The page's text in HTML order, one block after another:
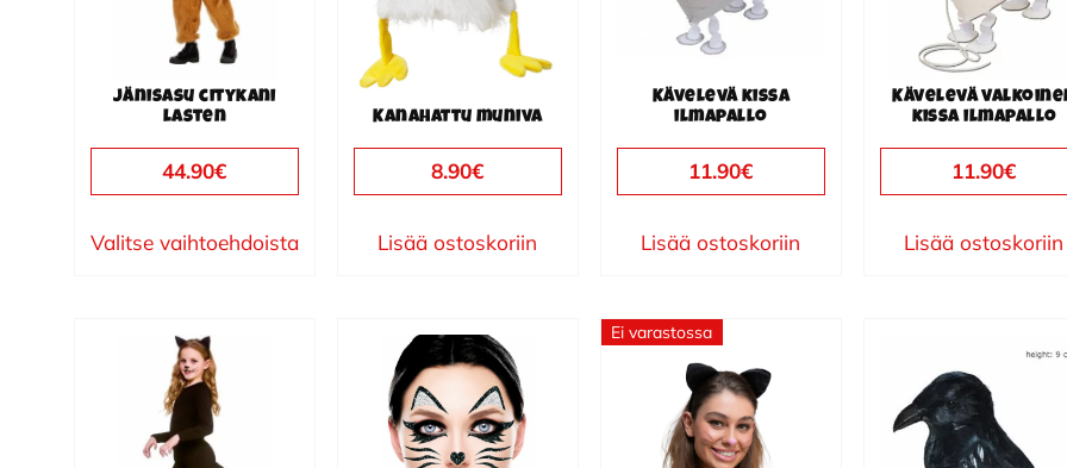
Jänisasu citykani
lasten
44.90€
Valitse vaihtoehdoista
tuotteen
sivulla.
Kanahattu muniva
8.90€
Lisää ostoskoriin
Kävelevä kissa
ilmapallo
11.90€
Lisää ostoskoriin
Kävelevä
kissa ilmapallo
11.90€
Lisää ostoskoriin
tuotteella
useampi
Ei varastossa